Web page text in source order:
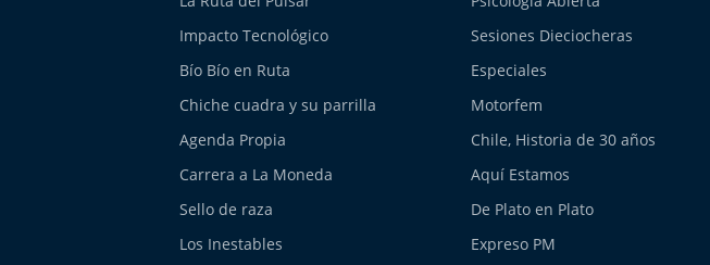
Impacto Tecnológico
Sesiones Dieciocheras
Bío Bío en Ruta
Especiales
Chiche cuadra y su parrilla
Motorfem
Agenda Propia
Chile, Historia de 30 años
Carrera a La Moneda
Aquí Estamos
Sello de raza
De Plato en Plato
Los Inestables
Expreso PM